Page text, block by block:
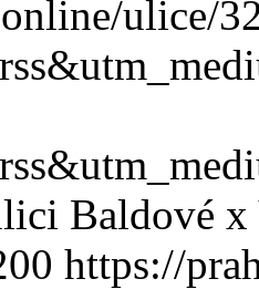
ulice/
Baldové x
https://